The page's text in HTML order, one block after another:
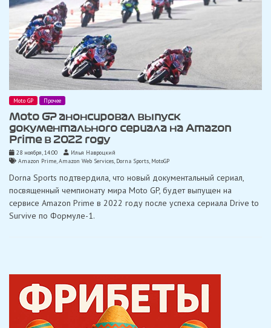
Moto GP Прочее
Moto GP анонсировал выпуск
документального сериала на Amazon
Prime в 2022 году
28 ноября, 14:00
Илья Навроцкий
Amazon Prime,Amazon Web Services, Dorna Sports, MotoGP
Dorna Sports подтвердила, что новый документальный сериал,
посвященный чемпионату мира Moto GP, будет выпущен на
сервисе Amazon Prime в 2022 году после успеха сериала Drive to
Survive по Формуле-1.